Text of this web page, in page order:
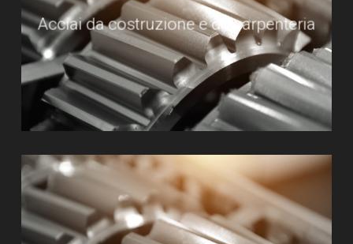
Acciai da costruzione e da carpenteria